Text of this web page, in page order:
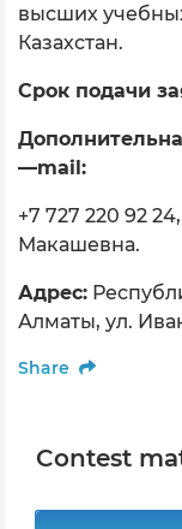
высших
Казахстан.
Срок подачи
—mail:
+7 727 220 92 24,
Макашевна.
Адрес:
Алматы, ул.
Share
Contest